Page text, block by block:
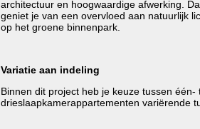
architectuur en hoogwaardige afwerking.
geniet je van een overvloed aan natuurlijk
op het groene binnenpark.
Variatie aan indeling
Binnen dit project heb je keuze tussen één-
drieslaapkamerappartementen variërende